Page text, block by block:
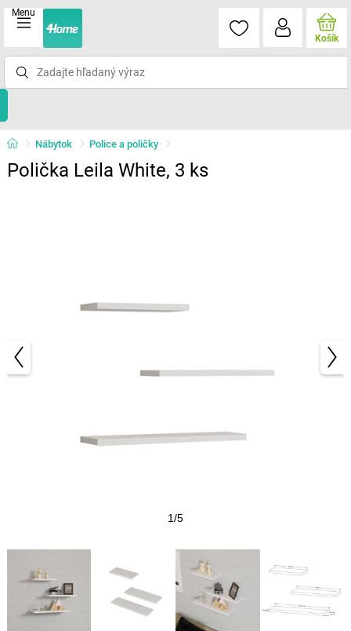
Menu
Košík
Nábytok Police a poličky
Polička Leila White, 3 ks
1/5